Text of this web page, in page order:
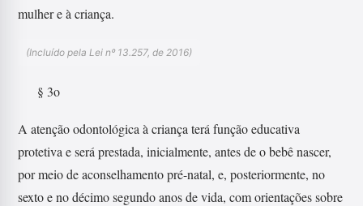
mulher e à criança.
(Incluído pela Lei nº 13.257, de 2016)
§ 3o
A atenção odontológica à criança terá função educativa
protetiva e será prestada, inicialmente, antes de o bebê nascer,
por meio de aconselhamento pré-natal, e, posteriormente, no
sexto e no décimo segundo anos de vida, com orientações sobre